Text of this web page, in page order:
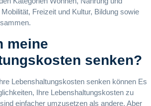
Freizeit und Kultur, Bildung sowie
meine
senken?
Lebenshaltungskosten senken können Es
Ihre Lebenshaltungskosten zu
einfacher umzusetzen als andere. Aber